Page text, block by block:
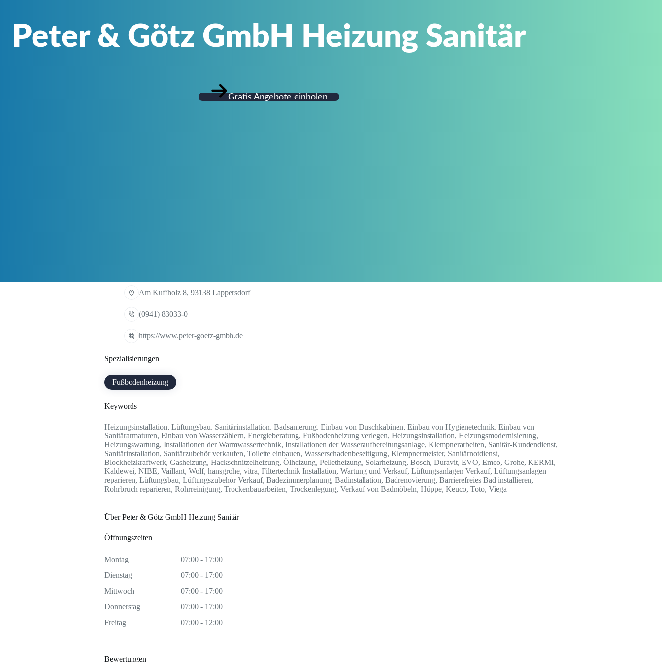
Peter & Götz GmbH Heizung Sanitär
Gratis Angebote einholen
Am Kuffholz 8, 93138 Lappersdorf
(0941) 83033-0
https://www.peter-goetz-gmbh.de
Spezialisierungen
Fußbodenheizung
Keywords
Heizungsinstallation, Lüftungsbau, Sanitärinstallation, Badsanierung, Einbau von Duschkabinen, Einbau von Hygienetechnik, Einbau von
Sanitärarmaturen, Einbau von Wasserzählern, Energieberatung, Fußbodenheizung verlegen, Heizungsinstallation, Heizungsmodernisierung,
Heizungswartung, Installationen der Warmwassertechnik, Installationen der Wasseraufbereitungsanlage, Klempnerarbeiten, Sanitär-Kundendienst,
Sanitärinstallation, Sanitärzubehör verkaufen, Toilette einbauen, Wasserschadenbeseitigung, Klempnermeister, Sanitärnotdienst,
Blockheizkraftwerk, Gasheizung, Hackschnitzelheizung, Ölheizung, Pelletheizung, Solarheizung, Bosch, Duravit, EVO, Emco, Grohe, KERMI,
Kaldewei, NIBE, Vaillant, Wolf, hansgrohe, vitra, Filtertechnik Installation, Wartung und Verkauf, Lüftungsanlagen Verkauf, Lüftungsanlagen
reparieren, Lüftungsbau, Lüftungszubehör Verkauf, Badezimmerplanung, Badinstallation, Badrenovierung, Barrierefreies Bad installieren,
Rohrbruch reparieren, Rohrreinigung, Trockenbauarbeiten, Trockenlegung, Verkauf von Badmöbeln, Hüppe, Keuco, Toto, Viega
Über Peter & Götz GmbH Heizung Sanitär
Öffnungszeiten
Montag
07:00 - 17:00
Dienstag
07:00 - 17:00
Mittwoch
07:00 - 17:00
Donnerstag
07:00 - 17:00
Freitag
07:00 - 12:00
Bewertungen